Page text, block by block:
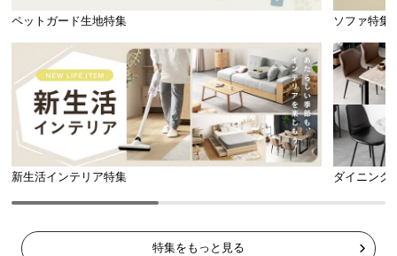
ペットガード生地特集 ソファ特集
新生活インテリア特集 ダイニング
特集をもっと見る